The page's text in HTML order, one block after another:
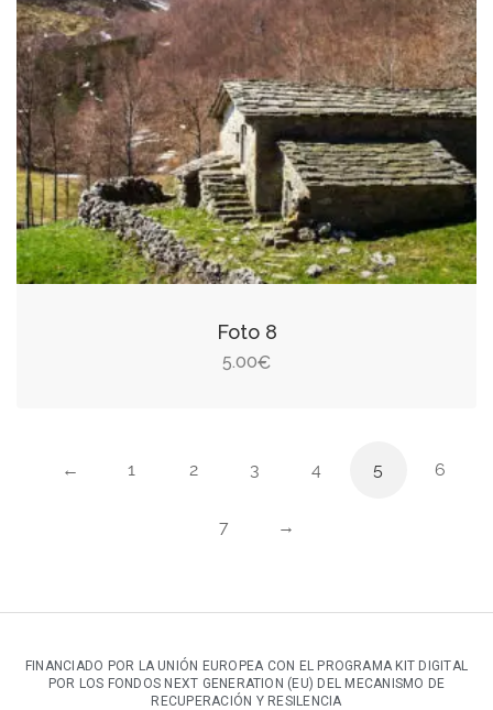
Foto 8
5.00€
← 1 2 3 4 5 6
7 →
FINANCIADO POR LA UNIÓN EUROPEA CON EL PROGRAMA KIT DIGITAL
POR LOS FONDOS NEXT GENERATION (EU) DEL MECANISMO DE
RECUPERACIÓN Y RESILENCIA